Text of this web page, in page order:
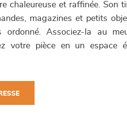
chaleureuse et raffinée. Son
magazines et petits
ordonné. Associez-la au
votre pièce en un espace